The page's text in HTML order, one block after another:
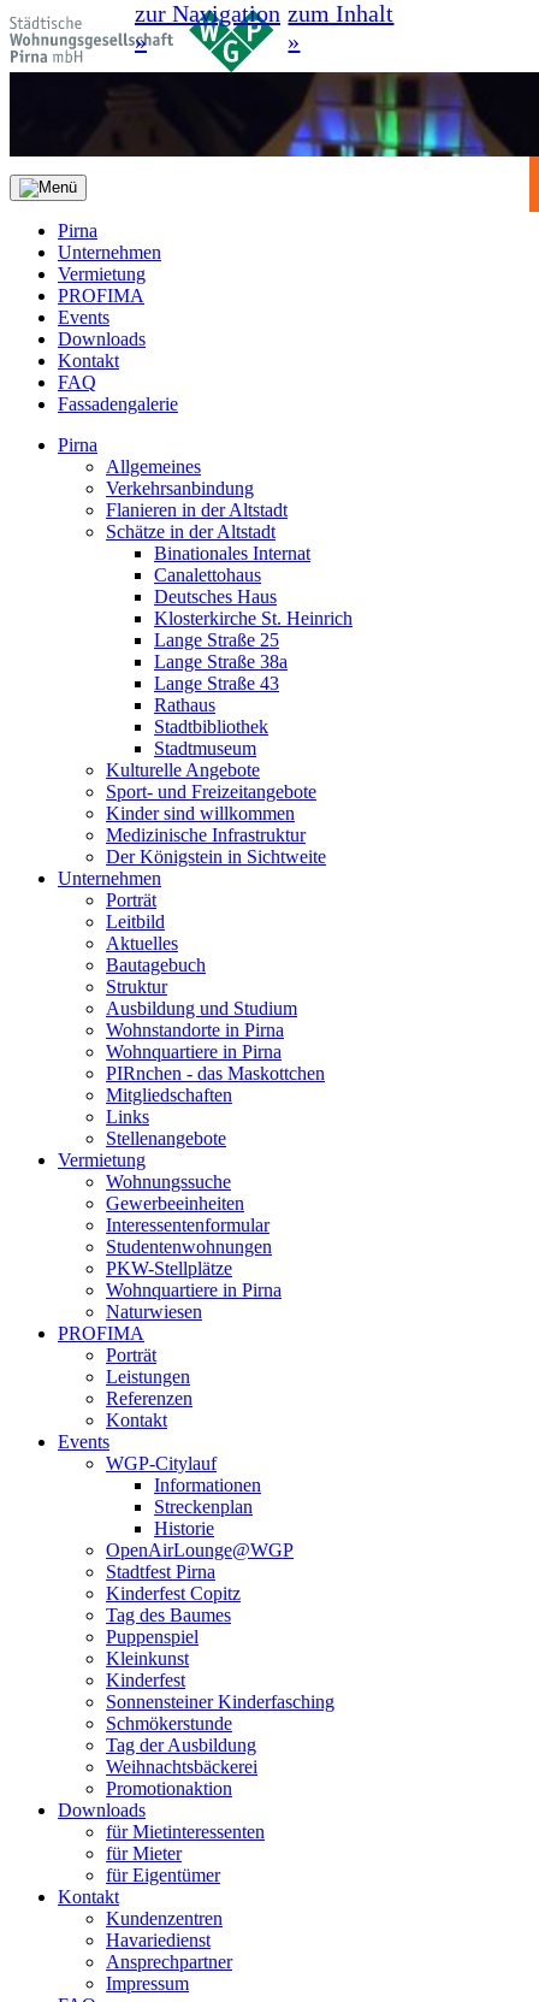
zur Navigation
»
zum Inhalt
»
Pirna
Unternehmen
Vermietung
PROFIMA
Events
Downloads
Kontakt
FAQ
Fassadengalerie
Pirna
Allgemeines
Verkehrsanbindung
Flanieren in der Altstadt
Schätze in der Altstadt
Binationales Internat
Canalettohaus
Deutsches Haus
Klosterkirche St. Heinrich
Lange Straße 25
Lange Straße 38a
Lange Straße 43
Rathaus
Stadtbibliothek
Stadtmuseum
Kulturelle Angebote
Sport- und Freizeitangebote
Kinder sind willkommen
Medizinische Infrastruktur
Der Königstein in Sichtweite
Unternehmen
Porträt
Leitbild
Aktuelles
Bautagebuch
Struktur
Ausbildung und Studium
Wohnstandorte in Pirna
Wohnquartiere in Pirna
PIRnchen - das Maskottchen
Mitgliedschaften
Links
Stellenangebote
Vermietung
Wohnungssuche
Gewerbeeinheiten
Interessentenformular
Studentenwohnungen
PKW-Stellplätze
Wohnquartiere in Pirna
Naturwiesen
PROFIMA
Porträt
Leistungen
Referenzen
Kontakt
Events
WGP-Citylauf
Informationen
Streckenplan
Historie
OpenAirLounge@WGP
Stadtfest Pirna
Kinderfest Copitz
Tag des Baumes
Puppenspiel
Kleinkunst
Kinderfest
Sonnensteiner Kinderfasching
Schmökerstunde
Tag der Ausbildung
Weihnachtsbäckerei
Promotionaktion
Downloads
für Mietinteressenten
für Mieter
für Eigentümer
Kontakt
Kundenzentren
Havariedienst
Ansprechpartner
Impressum